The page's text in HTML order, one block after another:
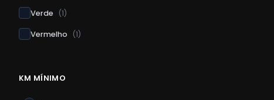
Verde (1)
Vermelho (1)
KM MÍNIMO